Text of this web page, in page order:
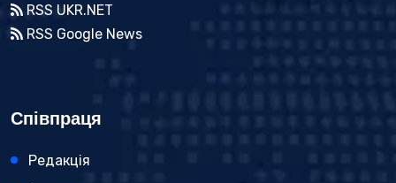
RSS UKR.NET
RSS Google News
Співпраця
Редакція